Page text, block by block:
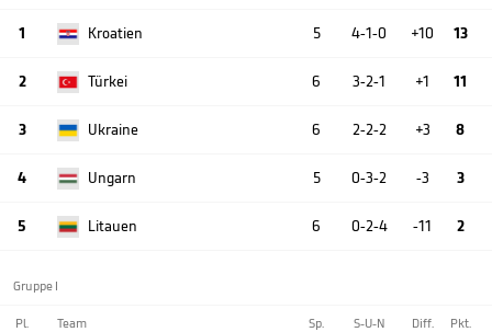
1 Kroatien 5 4-1-0 +10 13
2 Türkei 6 3-2-1 +1 11
3 Ukraine 6 2-2-2 +3 8
4 Ungarn 5 0-3-2 -3 3
5 Litauen 6 0-2-4 -11 2
Gruppe I
Pl. Team Sp. S-U-N Diff. Pkt.